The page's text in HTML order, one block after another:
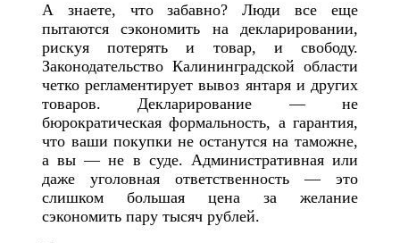
А знаете, что забавно? Люди все еще
пытаются сэкономить на декларировании,
рискуя потерять и товар, и свободу.
Законодательство Калининградской области
четко регламентирует вывоз янтаря и других
товаров. Декларирование — не
бюрократическая формальность, а гарантия,
что ваши покупки не останутся на таможне,
а вы — не в суде. Административная или
даже уголовная ответственность — это
слишком большая цена за желание
сэкономить пару тысяч рублей.